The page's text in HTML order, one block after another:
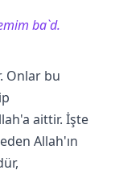
ba`d.
Onlar bu
aittir. İşte
Allah'ın